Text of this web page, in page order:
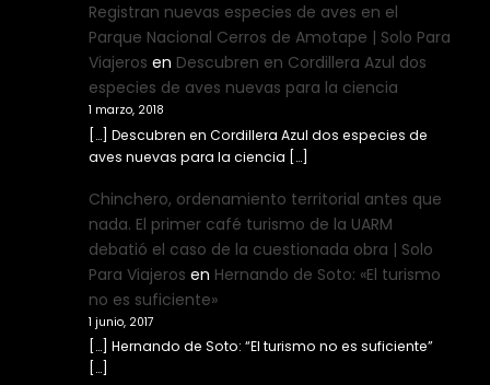
Registran nuevas especies de aves en el
Parque Nacional Cerros de Amotape | Solo Para
Viajeros en Descubren en Cordillera Azul dos
especies de aves nuevas para la ciencia
1 marzo, 2018
[…] Descubren en Cordillera Azul dos especies de
aves nuevas para la ciencia […]
Chinchero, ordenamiento territorial antes que
nada. El primer café turismo de la UARM
debatió el caso de la cuestionada obra | Solo
Para Viajeros en Hernando de Soto: «El turismo
no es suficiente»
1 junio, 2017
[…] Hernando de Soto: “El turismo no es suficiente”
[…]